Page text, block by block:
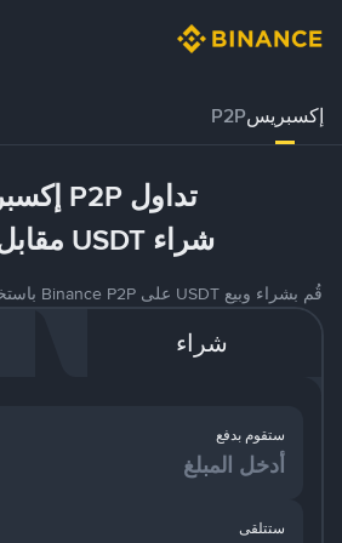
إكسبريسP2P
تداول P2P إكسبريس
شراء USDT مقابل BOB
قُم بشراء وبيع USDT على Binance P2P باستخدام العديد من طرق الدفع
شراء
ستقوم بدفع
ستتلقى